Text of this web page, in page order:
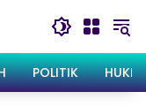
POLITIK